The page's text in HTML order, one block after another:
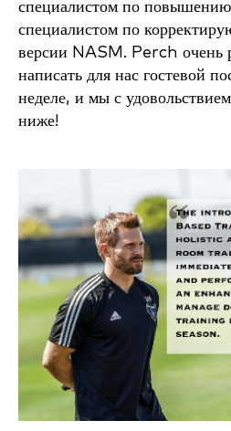
специалистом по повышению
специалистом по
версии NASM. Perch очень
написать для нас гостевой
неделе, и мы с
ниже!